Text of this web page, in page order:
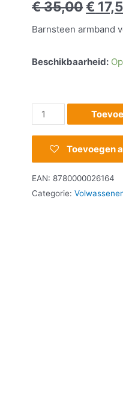
€35,00€
Barnsteen armband
Beschikbaarheid:
Toevoegen
EAN:8780000026164
Categorie: